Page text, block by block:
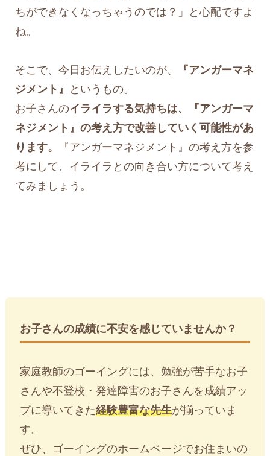
ちができなくなっちゃうのでは？」と心配ですよ
ね。
そこで、今日お伝えしたいのが、
『アンガーマネ
ジメント』
というもの。
お子さんのイライラする気持ちは、『アンガーマ
ネジメント』の考え方で改善していく可能性があ
ります。
『アンガーマネジメント』の考え方を参
考にして、イライラとの向き合い方について考え
てみましょう。
お子さんの成績に不安を感じていませんか？
家庭教師のゴーイングには、勉強が苦手なお子
さんや不登校・発達障害のお子さんを成績アッ
プに導いてきた経験豊富な先生が揃っていま
す。
ぜひ、ゴーイングのホームページでお住まいの